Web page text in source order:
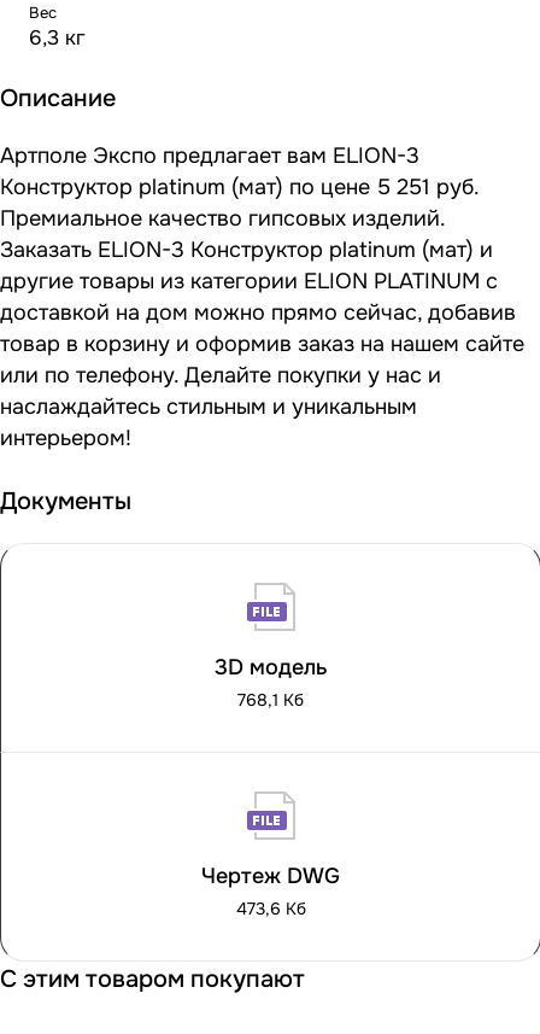
Вес
6,3 кг
Описание
Артполе Экспо предлагает вам ELION-3
Конструктор platinum (мат) по цене 5 251 руб.
Премиальное качество гипсовых изделий.
Заказать ELION-3 Конструктор platinum (мат) и
другие товары из категории ELION PLATINUM с
доставкой на дом можно прямо сейчас, добавив
товар в корзину и оформив заказ на нашем сайте
или по телефону. Делайте покупки у нас и
наслаждайтесь стильным и уникальным
интерьером!
Документы
3D модель
768,1 Кб
Чертеж DWG
473,6 Кб
С этим товаром покупают